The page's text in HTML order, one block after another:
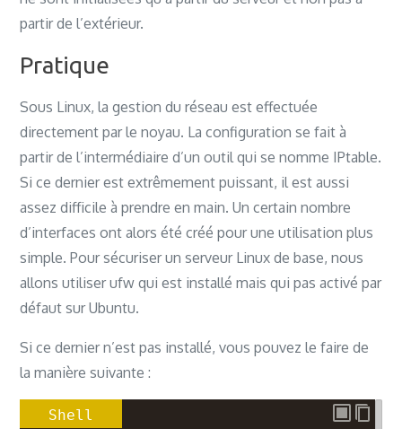
partir de l’extérieur.
Pratique
Sous Linux, la gestion du réseau est effectuée
directement par le noyau. La configuration se fait à
partir de l’intermédiaire d’un outil qui se nomme IPtable.
Si ce dernier est extrêmement puissant, il est aussi
assez difficile à prendre en main. Un certain nombre
d’interfaces ont alors été créé pour une utilisation plus
simple. Pour sécuriser un serveur Linux de base, nous
allons utiliser ufw qui est installé mais qui pas activé par
défaut sur Ubuntu.
Si ce dernier n’est pas installé, vous pouvez le faire de
la manière suivante :
Shell